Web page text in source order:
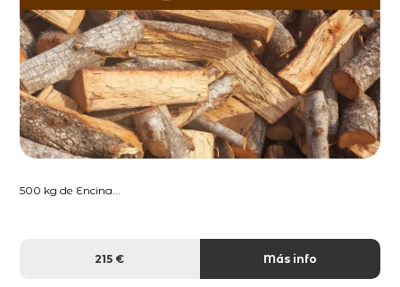
500 kg de Encina...
215 € Más info